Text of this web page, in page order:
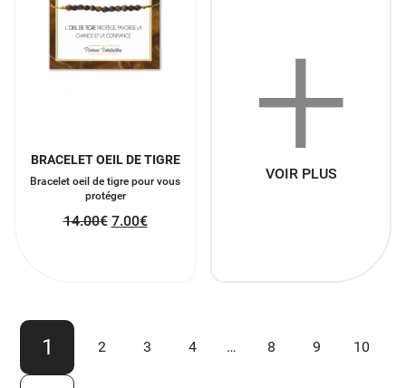
BRACELET OEIL DE TIGRE
Bracelet oeil de tigre pour vous
protéger
14.00€ 7.00€
+
VOIR PLUS
1 2 3 4 … 8 9 10